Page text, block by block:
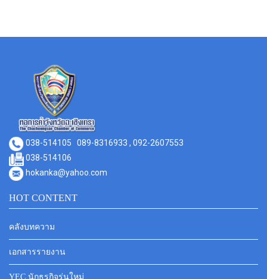
038-514105 089-8316933 , 092-2607553
038-514106
hokanka@yahoo.com
HOT CONTENT
คลังบทความ
เอกสารรายงาน
YEC นักธุรกิจรุ่นใหม่